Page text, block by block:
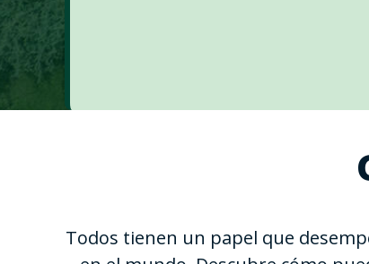
Todos tienen un papel que